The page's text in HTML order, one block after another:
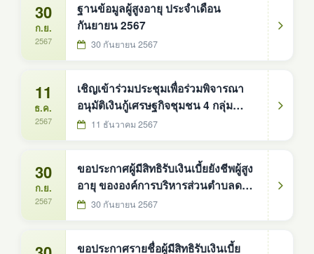
30
ก.ย.
2567
ฐานข้อมูลผู้สูงอายุ ประจำเดือน
กันยายน 2567
30 กันยายน 2567
11
ธ.ค.
2567
เชิญเข้าร่วมประชุมเพื่อร่วมพิจารณา
อนุมัติเงินกู้เศรษฐกิจชุมชน 4 กลุ่ม
อาชีพ ประจำเดือน ธันวาม 2567
11 ธันวาคม 2567
30
ก.ย.
2567
ขอประกาศผู้มีสิทธิรับเงินเบี้ยยังชีพผู้สูง
อายุ ขององค์การบริหารส่วนตำบลดง
หม้อทองใต้ ประจำปีงบประมาณ 2568
30 กันยายน 2567
ขอประกาศรายชื่อผู้มีสิทธิรับเงินเบี้ย